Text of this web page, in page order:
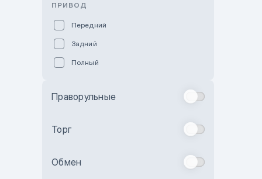
Бежевый
ПРИВОД
Передний
Задний
Полный
Праворульные
Торг
Обмен